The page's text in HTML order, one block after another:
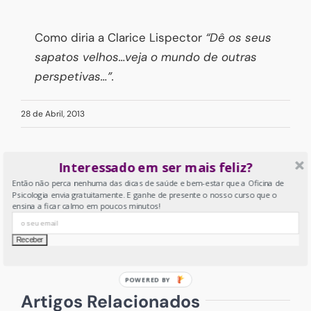
Como diria a Clarice Lispector “Dê os seus
sapatos velhos…veja o mundo de outras
perspetivas…”.
28 de Abril, 2013
Partilhar:
Artigos Relacionados
Interessado em ser mais feliz?
Então não perca nenhuma das dicas de saúde e bem-estar que a Oficina de
Psicologia envia gratuitamente. E ganhe de presente o nosso curso que o
ensina a ficar calmo em poucos minutos!
POWERED BY